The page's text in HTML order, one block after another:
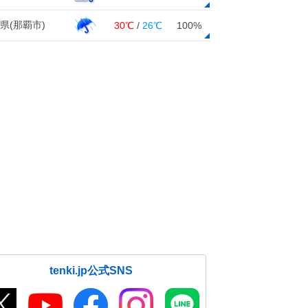
(那覇市) 30℃ / 26℃ 100%
tenki.jp公式SNS